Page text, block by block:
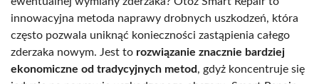
innowacyjna metoda naprawy drobnych uszkodzeń, która
często pozwala uniknąć konieczności zastąpienia całego
zderzaka nowym. Jest to rozwiązanie znacznie bardziej
ekonomiczne od tradycyjnych metod, gdyż koncentruje się